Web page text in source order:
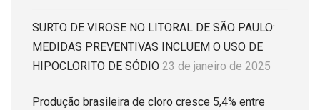
SURTO DE VIROSE NO LITORAL DE SÃO PAULO:
MEDIDAS PREVENTIVAS INCLUEM O USO DE
HIPOCLORITO DE SÓDIO 23 de janeiro de 2025
Produção brasileira de cloro cresce 5,4% entre